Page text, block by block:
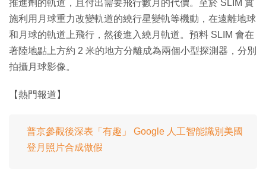
推進劑的軌道，且付出需要飛行數月的代價。至於 SLIM 實
施利用月球重力改變軌道的繞行星變軌等機動，在遠離地球
和月球的軌道上飛行，然後進入繞月軌道。預料 SLIM 會在
著陸地點上方約 2 米的地方分離成為兩個小型探測器，分別
拍攝月球影像。
【熱門報道】
普京參觀後深表「有趣」 Google 人工智能識別美國
登月照片合成做假